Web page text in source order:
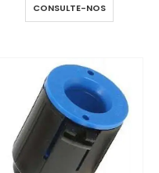
CONSULTE-NOS